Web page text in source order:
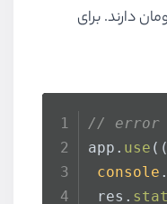
۳ آرگومان، ۴ آرگومان دارند. برای
// error
app. use ( (
console .
res.